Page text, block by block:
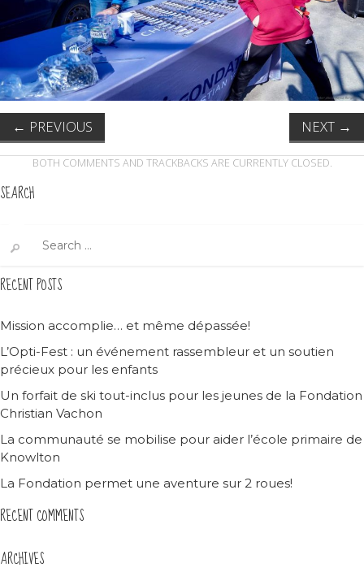
← PREVIOUS NEXT →
BOTH COMMENTS AND TRACKBACKS ARE CURRENTLY CLOSED.
SEARCH
for:
RECENT POSTS
Mission accomplie… et même dépassée!
L’Opti-Fest : un événement rassembleur et un soutien
précieux pour les enfants
Un forfait de ski tout-inclus pour les jeunes de la Fondation
Christian Vachon
La communauté se mobilise pour aider l’école primaire de
Knowlton
La Fondation permet une aventure sur 2 roues!
RECENT COMMENTS
ARCHIVES